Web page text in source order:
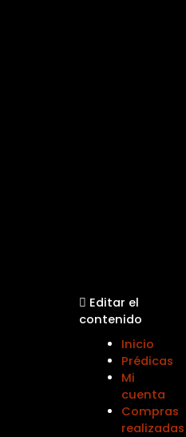
Editar el
contenido
Inicio
Prédicas
Mi
cuenta
Compras
realizadas